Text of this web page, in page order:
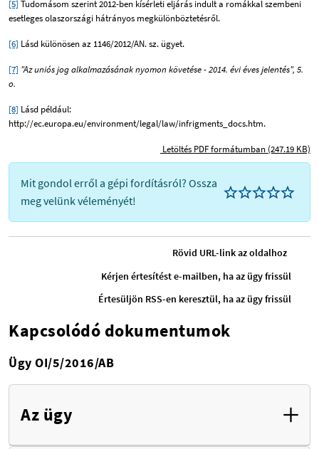
[5] Tudomásom szerint 2012-ben kísérleti eljárás indult a romákkal szembeni
esetleges olaszországi hátrányos megkülönböztetésről.
[6] Lásd különösen az 1146/2012/AN. sz. ügyet.
[7] "Az uniós jog alkalmazásának nyomon követése - 2014. évi éves jelentés", 5.
o.
[8] Lásd például:
http://ec.europa.eu/environment/legal/law/infrigments_docs.htm.
Letöltés PDF formátumban (247.19 KB)
Mit gondol erről a gépi fordításról? Ossza
meg velünk véleményét!
Rövid URL-link az oldalhoz
Kérjen értesítést e-mailben, ha az ügy frissül
Értesüljön RSS-en keresztül, ha az ügy frissül
Kapcsolódó dokumentumok
Ügy OI/5/2016/AB
Az ügy